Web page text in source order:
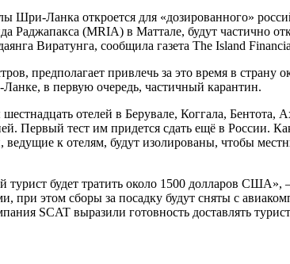
Ланка откроется для «дозированного»
(MRIA) в Маттале, будут частично
Виратунга, сообщила газета The Island
предполагает привлечь за это время в
в первую очередь, частичный карантин.
отелей в Берувале, Коггала, Бентота,
Первый тест им придется сдать ещё в России.
к отелям, будут изолированы, чтобы
будет тратить около 1500 долларов
при этом сборы за посадку будут сняты с
SCAT выразили готовность доставлять